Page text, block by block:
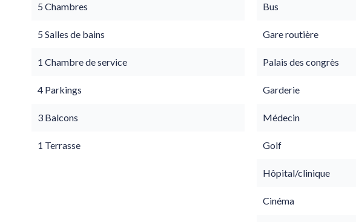
5 Chambres
5 Salles de bains
1 Chambre de service
4 Parkings
3 Balcons
1 Terrasse
Bus
Gare routière
Palais des congrès
Garderie
Médecin
Golf
Hôpital/clinique
Cinéma